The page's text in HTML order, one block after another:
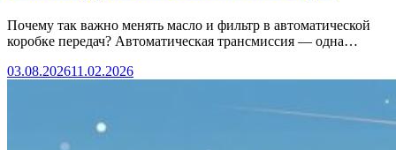
Почему так важно менять масло и фильтр в автоматической
коробке передач? Автоматическая трансмиссия — одна…
03.08.202611.02.2026